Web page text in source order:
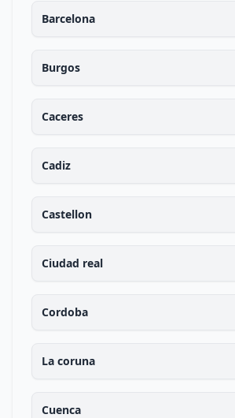
Barcelona
Burgos
Caceres
Cadiz
Castellon
Ciudad real
Cordoba
La coruna
Cuenca